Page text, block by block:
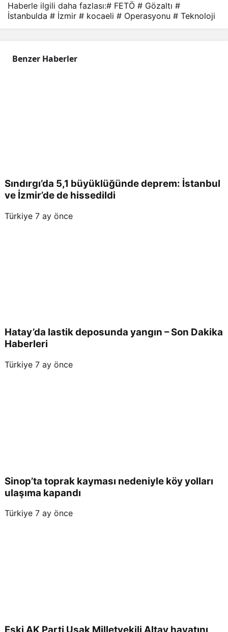
göz
Haberle ilgili daha fazlası:# FETÖ # Gözaltı #
İstanbulda # İzmir # kocaeli # Operasyonu # Teknoloji
Benzer Haberler
Sındırgı’da 5,1 büyüklüğünde deprem: İstanbul
ve İzmir’de de hissedildi
Türkiye 7 ay önce
Hatay’da lastik deposunda yangın – Son Dakika
Haberleri
Türkiye 7 ay önce
Sinop’ta toprak kayması nedeniyle köy yolları
ulaşıma kapandı
Türkiye 7 ay önce